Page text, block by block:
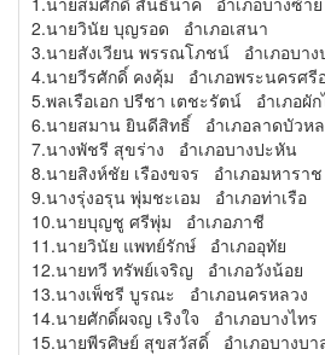
2.นายวินัย บุญรอด อำเภอเสนา
3.นายสังเวียน พรรณโภชน์ อำเภอบาง
4.นายวีรศักดิ์ คงคุ้ม อำเภอพระนครศรี
5.พลเรือเอก ปรีชา เตชะรัตน์ อำเภอผัก
6.นายสมาน ยินดีสิทธิ์ อำเภอลาดบัวห
7.นางพัชรี สุขร่าง อำเภอบางปะหัน
8.นายสิงห์ชัย เรืองขจร อำเภอมหาราช
9.นางรุ่งอรุน พุ่มชะเอม อำเภอท่าเรือ
10.นายบุญชู ศรีพุ่ม อำเภอภาชี
11.นายวินัย แพทย์รักษ์ อำเภออุทัย
12.นายทวี ทรัพย์เจริญ อำเภอวังน้อย
13.นางเพ็ชรี บูรณะ อำเภอนครหลวง
14.นายศักดิ์ผจญ เริงใจ อำเภอบางไทร
15.นายพีรศิษย์ สุขสวัสดิ์ อำเภอบางบา